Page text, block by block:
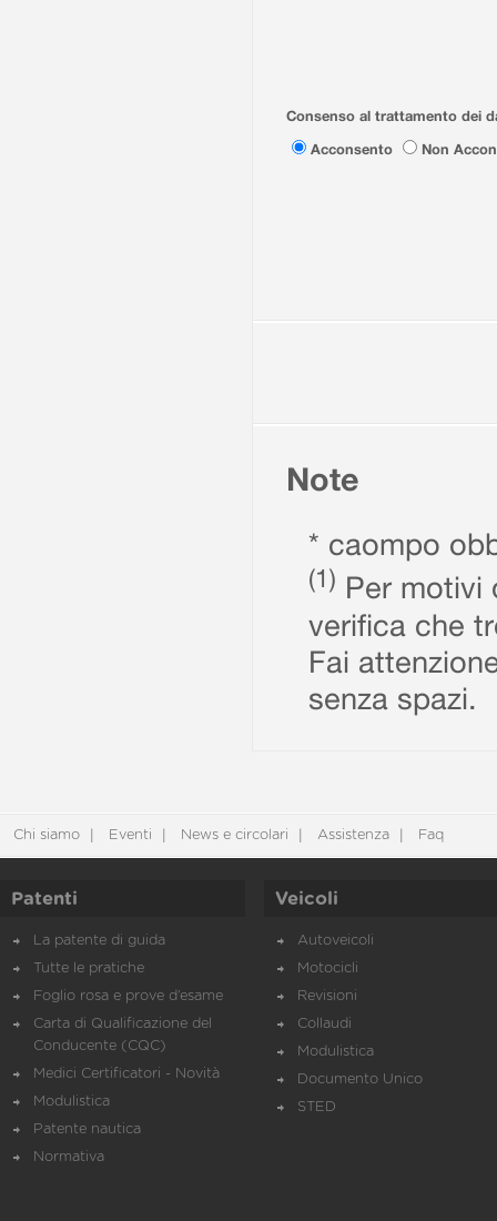
Consenso al trattamento dei
Acconsento
Non
Note
* caompo
(1) Per motivi
verifica che
Fai
senza spazi.
Chi siamo Eventi News e circolari Assistenza Faq
Patenti
La patente di guida
Tutte le pratiche
Foglio rosa e prove d’esame
Carta di Qualificazione del
Conducente (CQC)
Medici Certificatori - Novità
Modulistica
Patente nautica
Normativa
Veicoli
Autoveicoli
Motocicli
Revisioni
Collaudi
Modulistica
Documento Unico
STED